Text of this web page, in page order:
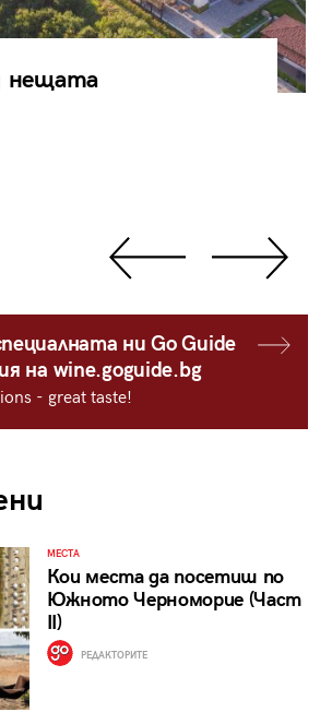
нещата
ни Go Guide
на wine.goguide.bg
- great taste!
МЕСТА
Кои места да посетиш по
Южното Черноморие (Част
II)
РЕДАКТОРИТЕ